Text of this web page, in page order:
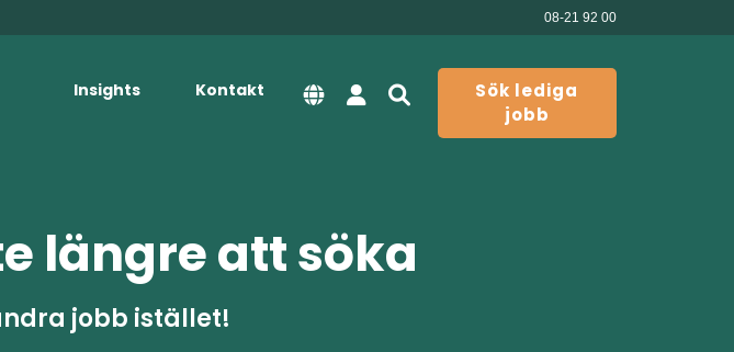
08-21 92 00
Insights Kontakt
Sök lediga
jobb
längre att söka
jobb istället!